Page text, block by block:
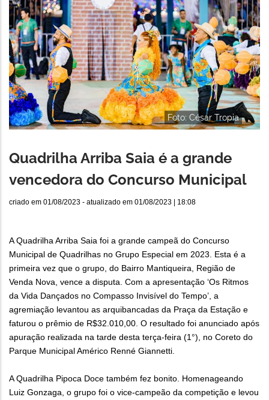
Foto: César Tropia
Quadrilha Arriba Saia é a grande
vencedora do Concurso Municipal
criado em 01/08/2023 - atualizado em 01/08/2023 | 18:08
A Quadrilha Arriba Saia foi a grande campeã do Concurso
Municipal de Quadrilhas no Grupo Especial em 2023. Esta é a
primeira vez que o grupo, do Bairro Mantiqueira, Região de
Venda Nova, vence a disputa. Com a apresentação ‘Os Ritmos
da Vida Dançados no Compasso Invisível do Tempo’, a
agremiação levantou as arquibancadas da Praça da Estação e
faturou o prêmio de R$32.010,00. O resultado foi anunciado após
apuração realizada na tarde desta terça-feira (1°), no Coreto do
Parque Municipal Américo Renné Giannetti.
A Quadrilha Pipoca Doce também fez bonito. Homenageando
Luiz Gonzaga, o grupo foi o vice-campeão da competição e levou